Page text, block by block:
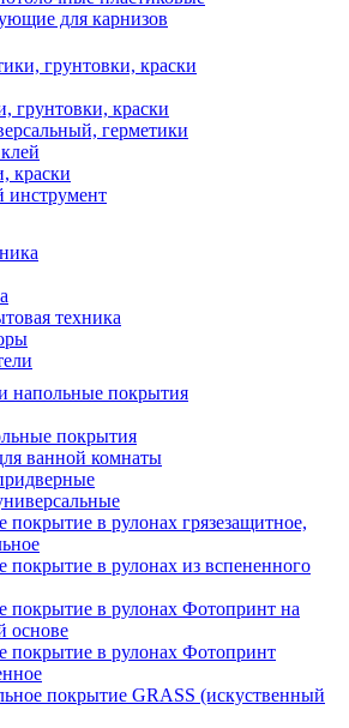
для карнизов
грунтовки, краски
грунтовки, краски
герметики
краски
техника
напольные покрытия
покрытия
ванной комнаты
покрытие в рулонах грязезащитное,
покрытие в рулонах из вспененного
покрытие в рулонах Фотопринт на
основе
покрытие в рулонах Фотопринт
покрытие GRASS (искуственный